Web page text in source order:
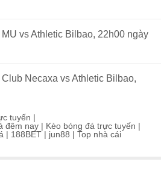
vs Athletic Bilbao, 22h00 ngày
Necaxa vs Athletic Bilbao,
tuyến |
đêm nay | Kèo bóng đá trực tuyến |
| 188BET | jun88 | Top nhà cái